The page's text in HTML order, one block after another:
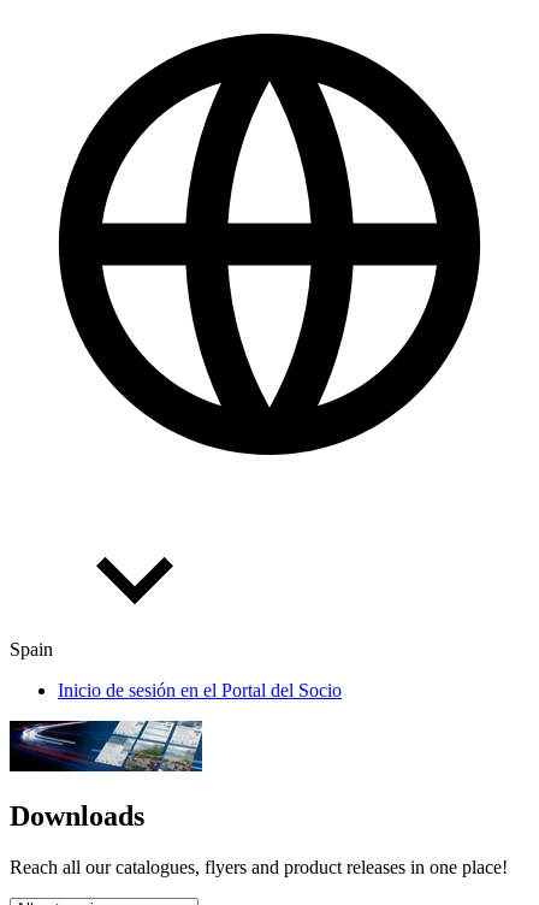
Spain
Inicio de sesión en el Portal del Socio
Downloads
Reach all our catalogues, flyers and product releases in one place!